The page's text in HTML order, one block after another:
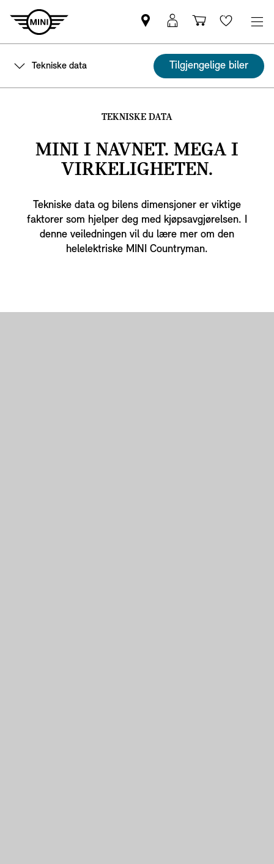
Find
MINI-
partner
Min
MINI-
pålogging
Indkøbskurv
Wishlist
Tekniske data Tilgjengelige biler
TEKNISKE DATA
MINI I NAVNET. MEGA I
VIRKELIGHETEN.
Tekniske data og bilens dimensjoner er viktige
faktorer som hjelper deg med kjøpsavgjørelsen. I
denne veiledningen vil du lære mer om den
helelektriske MINI Countryman.